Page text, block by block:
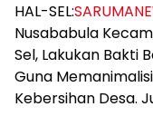
HAL-SEL:
Nusababula
Sel, Lakukan Bakti
Guna
Kebersihan Desa.